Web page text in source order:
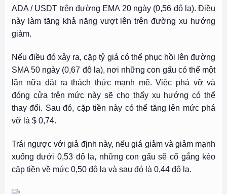
ADA / USDT trên đường EMA 20 ngày (0,56 đô la). Điều
này làm tăng khả năng vượt lên trên đường xu hướng
giảm.
Nếu điều đó xảy ra, cặp tỷ giá có thể phục hồi lên đường
SMA 50 ngày (0,67 đô la), nơi những con gấu có thể một
lần nữa đặt ra thách thức mạnh mẽ. Việc phá vỡ và
đóng cửa trên mức này sẽ cho thấy xu hướng có thể
thay đổi. Sau đó, cặp tiền này có thể tăng lên mức phá
vỡ là $ 0,74.
Trái ngược với giả định này, nếu giá giảm và giảm mạnh
xuống dưới 0,53 đô la, những con gấu sẽ cố gắng kéo
cặp tiền về mức 0,50 đô la và sau đó là 0,44 đô la.